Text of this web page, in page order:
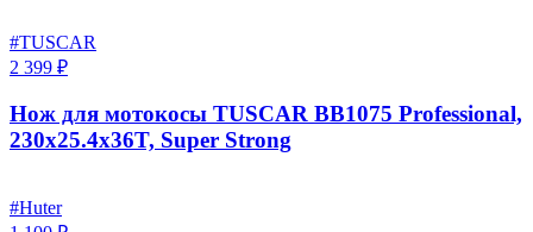
#TUSCAR
2 399 ₽
Нож для мотокосы TUSCAR BB1075 Professional,
230x25.4x36T, Super Strong
#Huter